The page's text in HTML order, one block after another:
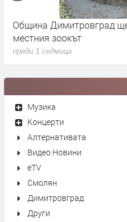
Община Димитровград
местния зоокът
преди 1 седмица
Музика
Концерти
Алтернативата
Видео Новини
eTV
Смолян
Димитровград
Други